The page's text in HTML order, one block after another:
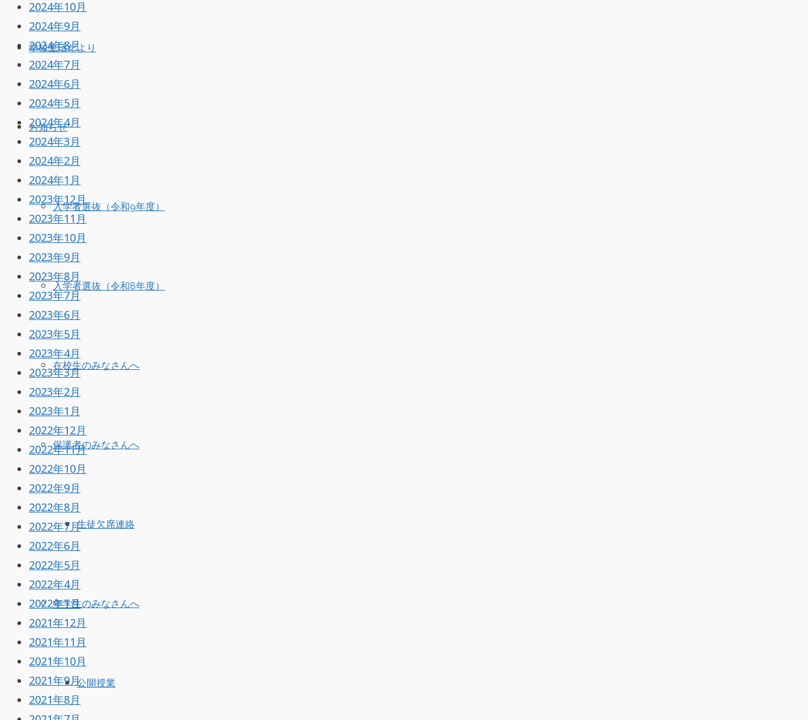
学校生活だより
お知らせ
入学者選抜（令和9年度）
入学者選抜（令和8年度）
在校生のみなさんへ
保護者のみなさんへ
生徒欠席連絡
中学生のみなさんへ
公開授業
2024年10月
2024年9月
2024年8月
2024年7月
2024年6月
2024年5月
2024年4月
2024年3月
2024年2月
2024年1月
2023年12月
2023年11月
2023年10月
2023年9月
2023年8月
2023年7月
2023年6月
2023年5月
2023年4月
2023年3月
2023年2月
2023年1月
2022年12月
2022年11月
2022年10月
2022年9月
2022年8月
2022年7月
2022年6月
2022年5月
2022年4月
2022年1月
2021年12月
2021年11月
2021年10月
2021年9月
2021年8月